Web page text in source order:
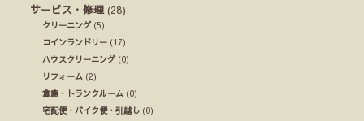
サービス・修理 (28)
クリーニング(5)
コインランドリー (17)
ハウスクリーニング(0)
リフォーム (2)
倉庫・トランクルーム (0)
宅配便・バイク便・引越し (0)